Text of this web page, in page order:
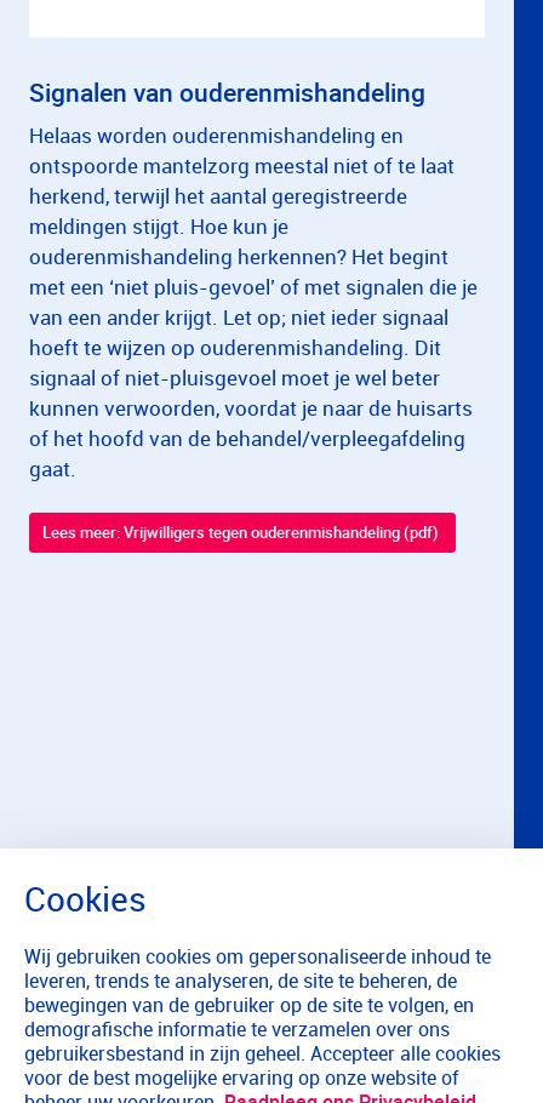
Signalen van ouderenmishandeling
Helaas worden ouderenmishandeling en
ontspoorde mantelzorg meestal niet of te laat
herkend, terwijl het aantal geregistreerde
meldingen stijgt. Hoe kun je
ouderenmishandeling herkennen? Het begint
met een ‘niet pluis-gevoel’ of met signalen die je
van een ander krijgt. Let op; niet ieder signaal
hoeft te wijzen op ouderenmishandeling. Dit
signaal of niet-pluisgevoel moet je wel beter
kunnen verwoorden, voordat je naar de huisarts
of het hoofd van de behandel/verpleegafdeling
gaat.
Lees meer: Vrijwilligers tegen ouderenmishandeling (pdf)
Wij gebruiken cookies om gepersonaliseerde inhoud te
leveren, trends te analyseren, de site te beheren, de
bewegingen van de gebruiker op de site te volgen, en
demografische informatie te verzamelen over ons
gebruikersbestand in zijn geheel. Accepteer alle cookies
voor de best mogelijke ervaring op onze website of